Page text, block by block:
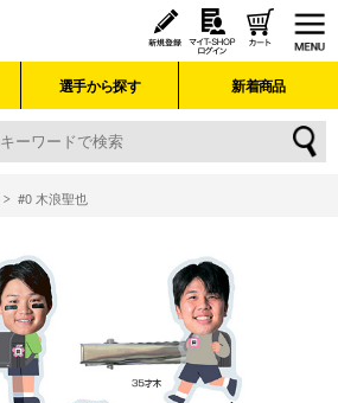
選手から探す 新着商品
#0 木浪聖也